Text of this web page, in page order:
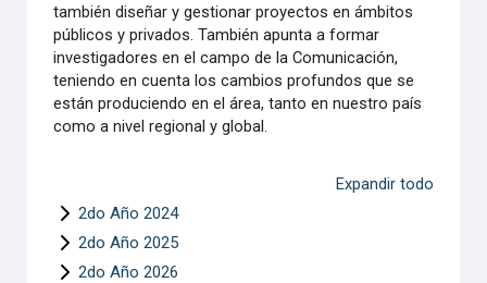
también diseñar y gestionar proyectos en ámbitos
públicos y privados. También apunta a formar
investigadores en el campo de la Comunicación,
teniendo en cuenta los cambios profundos que se
están produciendo en el área, tanto en nuestro país
como a nivel regional y global.
Expandir todo
2do Año 2024
2do Año 2025
2do Año 2026